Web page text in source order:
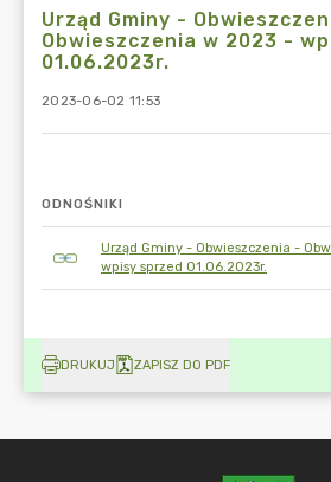
Urząd Gminy -
Obwieszczenia w 2023 -
01.06.2023r.
2023-06-02 11:53
ODNOŚNIKI
Urząd Gminy - Obwieszczenia -
wpisy sprzed 01.06.2023r.
DRUKUJ ZAPISZ DO PDF